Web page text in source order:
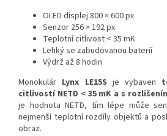
OLED displej 800 × 600 px
Senzor 256 × 192 px
Teplotní citlivost < 35 mK
Lehký se zabudovanou baterií
Výdrž až 8 hodin
Monokulár Lynx LE15S je vybaven
citlivostí NETD < 35 mK a s
je hodnota NETD, tím lépe může
nejmenší teplotní rozdíly objektů a
obraz.